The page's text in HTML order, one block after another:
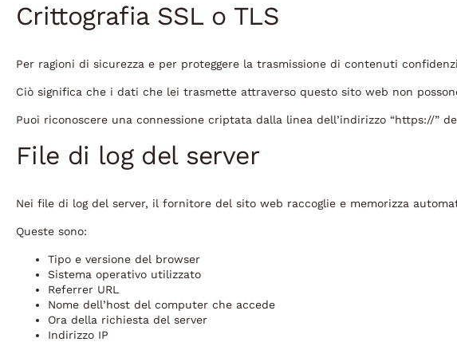
Crittografia SSL o TLS
Per ragioni di sicurezza e per proteggere la trasmissione di contenuti
Ciò significa che i dati che lei trasmette attraverso questo sito web non
Puoi riconoscere una connessione criptata dalla linea dell’indirizzo “https://”
File di log del server
Nei file di log del server, il fornitore del sito web raccoglie e memorizza
Queste sono:
Tipo e versione del browser
Sistema operativo utilizzato
Referrer URL
Nome dell’host del computer che accede
Ora della richiesta del server
Indirizzo IP